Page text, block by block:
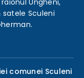
Ungheni,
Sculeni
comunei Sculeni